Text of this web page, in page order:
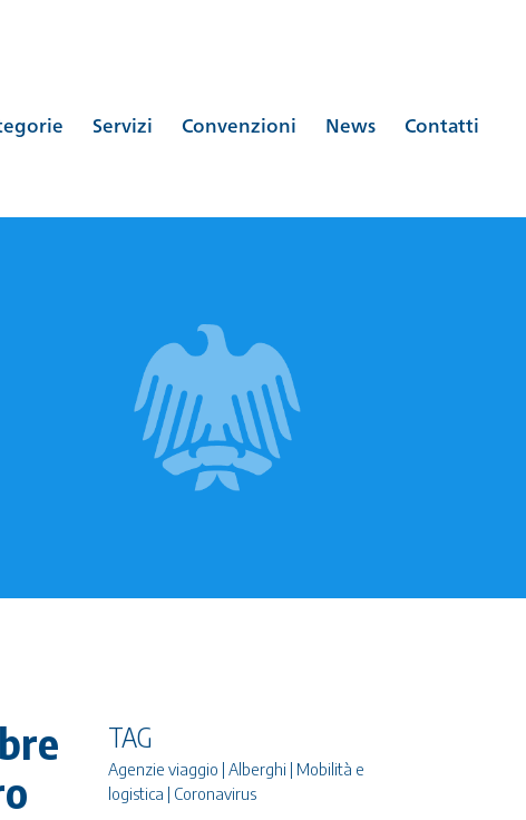
Servizi Convenzioni News Contatti
TAG
Agenzie viaggio | Alberghi | Mobilità e
logistica | Coronavirus